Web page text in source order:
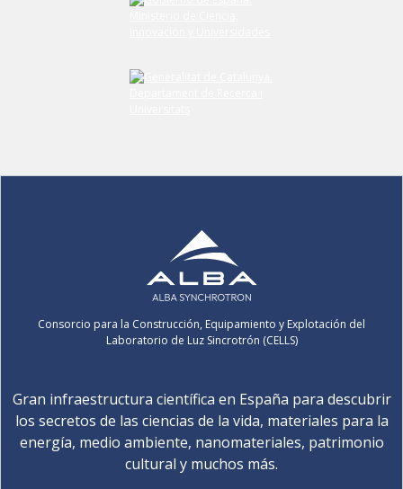
Consorcio para la Construcción, Equipamiento y Explotación del
Laboratorio de Luz Sincrotrón (CELLS)
Gran infraestructura científica en España para descubrir
los secretos de las ciencias de la vida, materiales para la
energía, medio ambiente, nanomateriales, patrimonio
cultural y muchos más.